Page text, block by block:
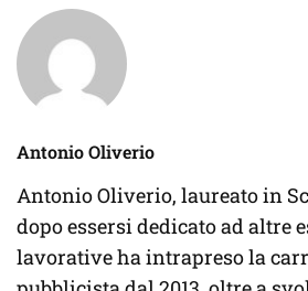
Antonio Oliverio
Antonio Oliverio, laureato in
dopo essersi dedicato ad altre
lavorative ha intrapreso la